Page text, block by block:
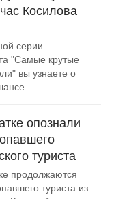
Косилова
серии
"Самые крутые
вы узнаете о
опознали
туриста
продолжаются
туриста из